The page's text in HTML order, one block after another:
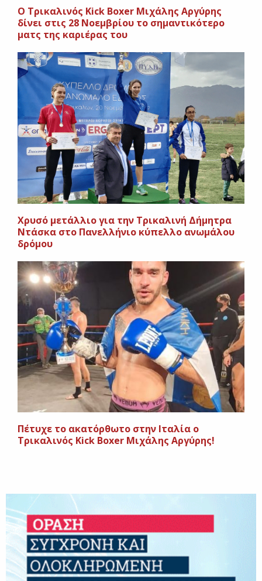
O Tρικαλινός Kick Boxer Μιχάλης Αργύρης
δίνει στις 28 Νοεμβρίου το σημαντικότερο
ματς της καριέρας του
Χρυσό μετάλλιο για την Τρικαλινή Δήμητρα
Ντάσκα στο Πανελλήνιο κύπελλο ανωμάλου
δρόμου
Πέτυχε το ακατόρθωτο στην Ιταλία ο
Τρικαλινός Kick Boxer Μιχάλης Αργύρης!